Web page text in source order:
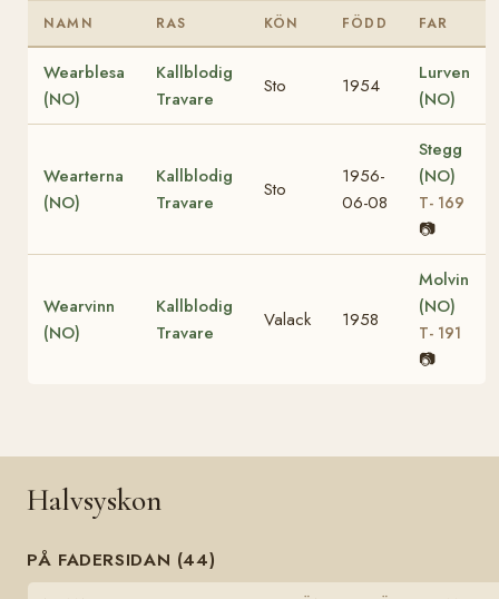
NAMN RAS KÖN FÖDD FAR
Wearblesa
(NO)
Kallblodig
Travare
Sto 1954
Lurven
(NO)
Wearterna
(NO)
Kallblodig
Travare
Sto
1956-
06-08
Stegg
(NO)
T- 169
📷
Wearvinn
(NO)
Kallblodig
Travare
Valack 1958
Molvin
(NO)
T- 191
📷
Halvsyskon
PÅ FADERSIDAN (44)